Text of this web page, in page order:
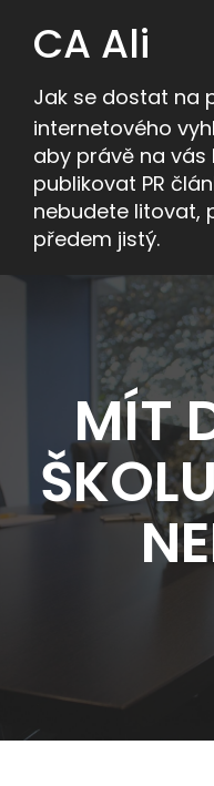
CA Ali
Jak se dostat na
internetového
aby právě na vás
publikovat PR
nebudete litovat,
předem jistý.
MÍT